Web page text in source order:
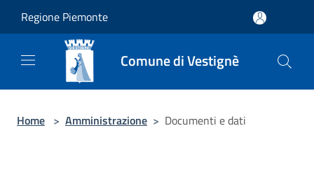
Regione Piemonte
Comune di Vestignè
Home > Amministrazione > Documenti e dati